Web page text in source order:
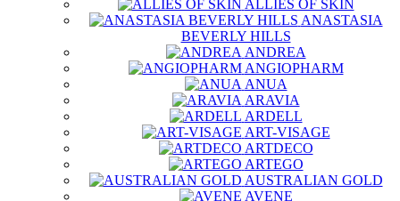
ALLIES OF SKIN
ANASTASIA
BEVERLY HILLS
ANDREA
ANGIOPHARM
ANUA
ARAVIA
ARDELL
ART-VISAGE
ARTDECO
ARTEGO
AUSTRALIAN GOLD
AVENE